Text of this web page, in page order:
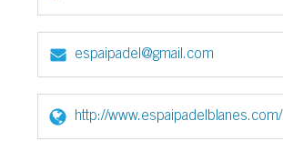
espaipadel@gmail.com
http://www.espaipadelblanes.com/